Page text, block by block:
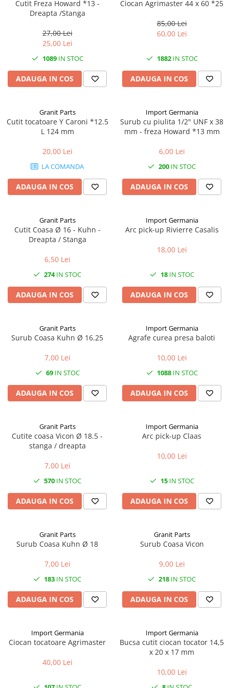
1.5.3. Garnituri
1.5.4. Piese de schimb pentru
1.5.5. Pistoane & camasi piston
1.5.7. Filtre
1.5.9. Chiulasa si supape
1.5.10. Distributie si accesorii
1.6.1. Acumulatori
1.6.2. Alternatoare
1.6.3. Instalații de Iluminat
1.6.4. Demaroare
1.6.8. Echipamente & aparate de
masurare/testare
1.6.5. Întrerupătoare
1.6.6 Priza & Stechere
1.7.1 Cablu frana
1.7.2. Placute de frana
1.7.3. Simeringuri sistem franare
1.7.5. O-ring frana
1.8.1. Prize de putere
1.8.2. Cutii viteze
2.4.3. Prese de Balotat
2.4.4. Combine
2.5.2. Garduri electrice
2.5.4. Accesorii insilozare si
malaxoare furaje
BCS
Deutz-Fahr
2.6. Incarcatoare frontale
2.6.2. Piese de schimb si accesorii
2.7.2. Camere
2.7.3. Accesorii
de transport
Cutit Freza Howard *13 -
Dreapta /Stanga
27,00 Lei
25,00 Lei
1089IN STOC
ADAUGA IN COS
Ciocan Agrimaster 44 x 60 *25
85,00 Lei
60,00 Lei
1882IN STOC
ADAUGA IN COS
Granit Parts
Cutit tocatoare Y Caroni *12.5
L 124 mm
20,00 Lei
LA COMANDA
ADAUGA IN COS
Import Germania
Surub cu piulita 1/2" UNF x 38
mm - freza Howard *13 mm
6,00 Lei
200 IN STOC
ADAUGA IN COS
Granit Parts
Cutit Coasa Ø 16 - Kuhn -
Dreapta / Stanga
6,50 Lei
274IN STOC
ADAUGA IN COS
Import Germania
Arc pick-up Rivierre Casalis
18,00 Lei
18IN STOC
ADAUGA IN COS
Granit Parts
Surub Coasa Kuhn Ø 16.25
7,00 Lei
69IN STOC
ADAUGA IN COS
Import Germania
Agrafe curea presa baloti
10,00 Lei
1088IN STOC
ADAUGA IN COS
Granit Parts
Cutite coasa Vicon Ø 18.5 -
stanga / dreapta
7,00 Lei
570 IN STOC
ADAUGA IN COS
Import Germania
Arc pick-up Claas
10,00 Lei
15IN STOC
ADAUGA IN COS
Granit Parts
Surub Coasa Kuhn Ø 18
7,00 Lei
183 IN STOC
ADAUGA IN COS
Granit Parts
Surub Coasa Vicon
9,00 Lei
218 IN STOC
ADAUGA IN COS
Import Germania
Ciocan tocatoare Agrimaster
40,00 Lei
Import Germania
Bucsa cutit ciocan tocator 14,5
x 20 x 17 mm
10,00 Lei